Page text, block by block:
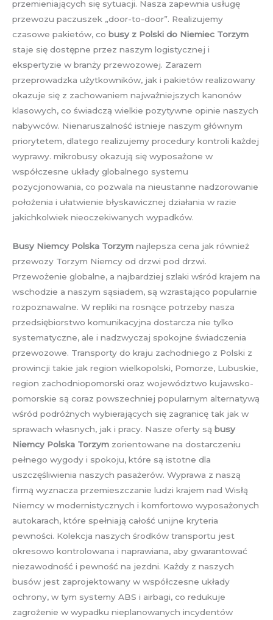
przemieniających się sytuacji. Nasza zapewnia usługę
przewozu paczuszek „door-to-door”. Realizujemy
czasowe pakietów, co busy z Polski do Niemiec Torzym
staje się dostępne przez naszym logistycznej i
ekspertyzie w branży przewozowej. Zarazem
przeprowadzka użytkowników, jak i pakietów realizowany
okazuje się z zachowaniem najważniejszych kanonów
klasowych, co świadczą wielkie pozytywne opinie naszych
nabywców. Nienaruszalność istnieje naszym głównym
priorytetem, dlatego realizujemy procedury kontroli każdej
wyprawy. mikrobusy okazują się wyposażone w
współczesne układy globalnego systemu
pozycjonowania, co pozwala na nieustanne nadzorowanie
położenia i ułatwienie błyskawicznej działania w razie
jakichkolwiek nieoczekiwanych wypadków.
Busy Niemcy Polska Torzym najlepsza cena jak również
przewozy Torzym Niemcy od drzwi pod drzwi.
Przewożenie globalne, a najbardziej szlaki wśród krajem na
wschodzie a naszym sąsiadem, są wzrastająco popularnie
rozpoznawalne. W repliki na rosnące potrzeby nasza
przedsiębiorstwo komunikacyjna dostarcza nie tylko
systematyczne, ale i nadzwyczaj spokojne świadczenia
przewozowe. Transporty do kraju zachodniego z Polski z
prowincji takie jak region wielkopolski, Pomorze, Lubuskie,
region zachodniopomorski oraz województwo kujawsko-
pomorskie są coraz powszechniej popularnym alternatywą
wśród podróżnych wybierających się zagranicę tak jak w
sprawach własnych, jak i pracy. Nasze oferty są busy
Niemcy Polska Torzym zorientowane na dostarczeniu
pełnego wygody i spokoju, które są istotne dla
uszczęśliwienia naszych pasażerów. Wyprawa z naszą
firmą wyznacza przemieszczanie ludzi krajem nad Wisłą
Niemcy w modernistycznych i komfortowo wyposażonych
autokarach, które spełniają całość unijne kryteria
pewności. Kolekcja naszych środków transportu jest
okresowo kontrolowana i naprawiana, aby gwarantować
niezawodność i pewność na jezdni. Każdy z naszych
busów jest zaprojektowany w współczesne układy
ochrony, w tym systemy ABS i airbagi, co redukuje
zagrożenie w wypadku nieplanowanych incydentów